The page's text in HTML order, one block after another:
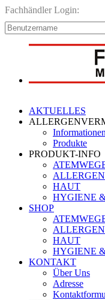
Fachhändler Login:
AKTUELLES
Informationen
Produkte
PRODUKT-INFO
HAUT
HYGIENE
SHOP
HAUT
HYGIENE
KONTAKT
Über Uns
Adresse